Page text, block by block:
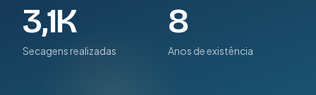
3,1K
Secagens realizadas
8
Anos de existência